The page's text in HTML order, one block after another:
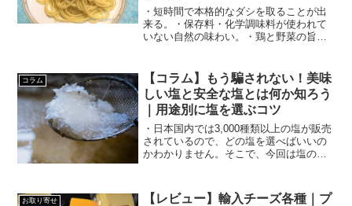
・短時間で本格的なダシを取ることが出
来る。・保存料・化学調味料が使われて
いない自然の味わい。・鶏と野菜の旨味
コラム
【コラム】もう騙されない！美味
しい塩と安全な塩とは何か知ろう
｜用途別に塩を選ぶコツ
・日本国内では3,000種類以上の塩が販売
されているので、どの塩を選べばいいの
かわかりません。そこで、今回は塩の基
お取り寄せ
【レビュー】輸入チーズ各種｜プ